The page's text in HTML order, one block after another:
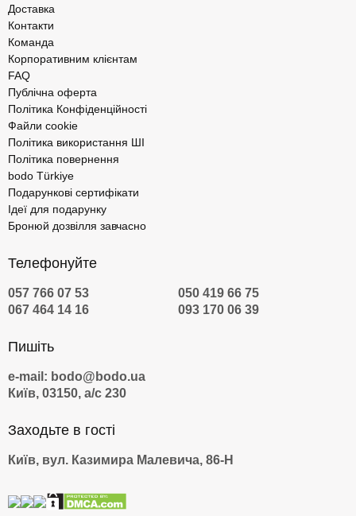
Доставка
Контакти
Команда
Корпоративним клієнтам
FAQ
Публічна оферта
Політика Конфіденційності
Файли cookie
Політика використання ШІ
Політика повернення
bodo Türkiye
Подарункові сертифікати
Ідеї для подарунку
Бронюй дозвілля завчасно
Телефонуйте
057 766 07 53
050 419 66 75
067 464 14 16
093 170 06 39
Пишіть
e-mail: bodo@bodo.ua
Київ, 03150, а/с 230
Заходьте в гості
Київ, вул. Казимира Малевича, 86-Н